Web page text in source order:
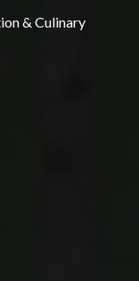
& Culinary